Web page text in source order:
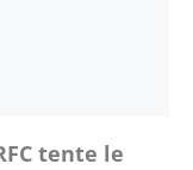
tente le